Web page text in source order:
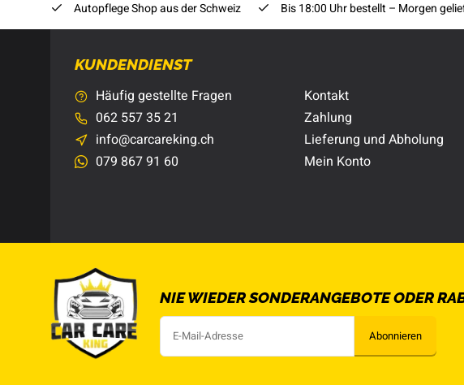
Autopflege Shop aus der Schweiz Bis 18:00 Uhr bestellt – Morgen
KUNDENDIENST
Häufig gestellte Fragen
062 557 35 21
info@carcareking.ch
079 867 91 60
Kontakt
Zahlung
Lieferung und Abholung
Mein Konto
NIE WIEDER SONDERANGEBOTE ODER
Abonnieren